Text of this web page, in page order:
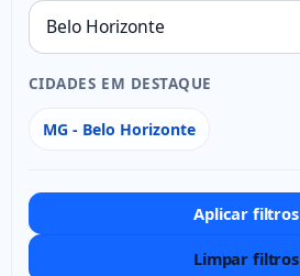
CIDADES EM DESTAQUE
MG - Belo Horizonte
Aplicar filtros
Limpar filtros